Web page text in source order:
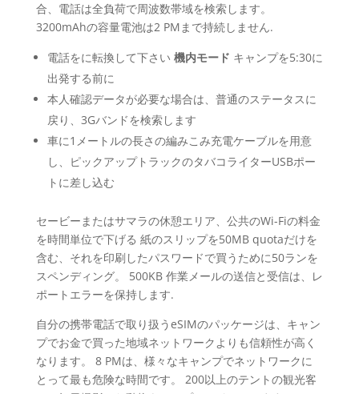
合、電話は全負荷で周波数帯域を検索します。
3200mAhの容量電池は2 PMまで持続しません.
電話をに転換して下さい 機内モード キャンプを5:30に
出発する前に
本人確認データが必要な場合は、普通のステータスに
戻り、3Gバンドを検索します
車に1メートルの長さの編みこみ充電ケーブルを用意
し、ピックアップトラックのタバコライターUSBポー
トに差し込む
セービーまたはサマラの休憩エリア、公共のWi-Fiの料金
を時間単位で下げる 紙のスリップを50MB quotaだけを
含む、それを印刷したパスワードで買うために50ランを
スペンディング。 500KB 作業メールの送信と受信は、レ
ポートエラーを保持します.
自分の携帯電話で取り扱うeSIMのパッケージは、キャン
プでお金で買った地域ネットワークよりも信頼性が高く
なります。 8 PMは、様々なキャンプでネットワークに
とって最も危険な時間です。 200以上のテントの観光客